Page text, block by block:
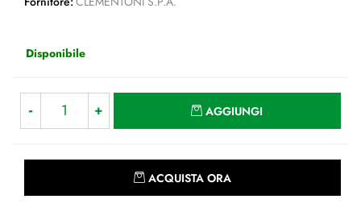
Disponibile
AGGIUNGI
ACQUISTA ORA